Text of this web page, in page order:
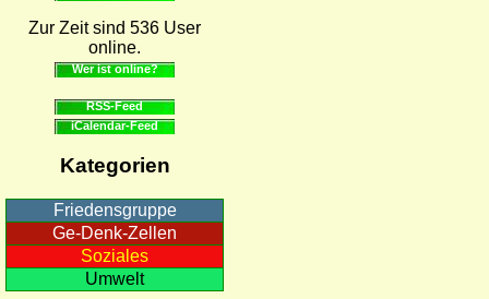
Zur Zeit sind 536 User
online.
Wer ist online?
RSS-Feed
iCalendar-Feed
Kategorien
Friedensgruppe
Ge-Denk-Zellen
Soziales
Umwelt